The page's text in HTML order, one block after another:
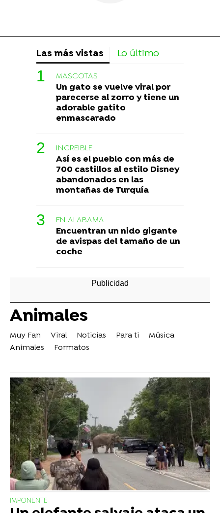
Las más vistas Lo último
MASCOTAS
Un gato se vuelve viral por
parecerse al zorro y tiene un
adorable gatito
enmascarado
INCREIBLE
Así es el pueblo con más de
700 castillos al estilo Disney
abandonados en las
montañas de Turquía
EN ALABAMA
Encuentran un nido gigante
de avispas del tamaño de un
coche
Animales
Muy Fan Viral Noticias Para ti
Música
Animales
Formatos
IMPONENTE